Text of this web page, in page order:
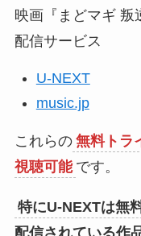
映画『まどマギ 叛
配信サービス
U-NEXT
music.jp
これらの 無料トラ
視聴可能 です。
特にU-NEXTは無
配信されている作